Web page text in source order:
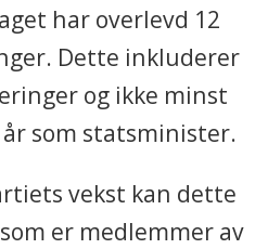
har overlevd 12
Dette inkluderer
og ikke minst
som statsminister.
vekst kan dette
er medlemmer av